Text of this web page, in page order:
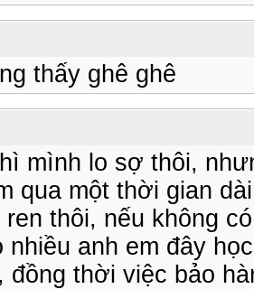
thấy ghê ghê
mình lo sợ thôi,
qua một thời gian
thôi, nếu không
nhiều anh em đây
đồng thời việc bảo